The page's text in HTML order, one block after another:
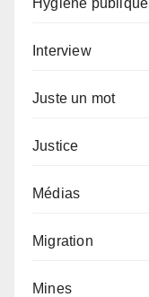
Interview
Juste un mot
Justice
Médias
Migration
Mines